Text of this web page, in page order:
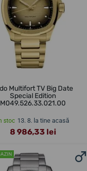
Multifort TV Big Date
Special Edition
M049.526.33.021.00
stoc 13. 8. la tine acasă
8 986,33 lei